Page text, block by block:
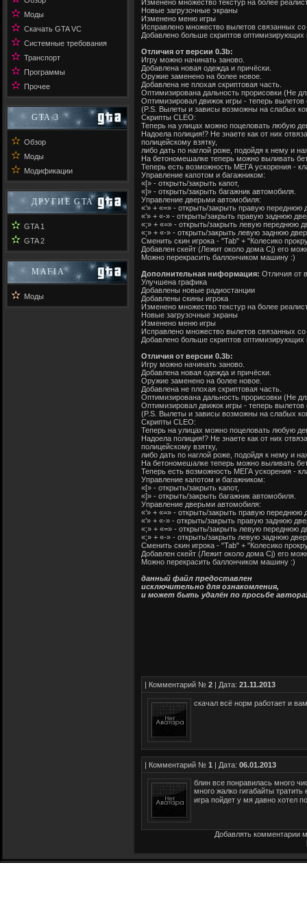
✫ Моды
✫ Скачать GTA VC
✫ Системные требования
✫ Транспорт
✫ Программы
✫ Прочее
GTA 3
✫ Обзор
✫ Моды
✫ Модификации
ДРУГИЕ GTA
✫ GTA 1
✫ GTA 2
MAFIA
✫ Моды
Изменено множество текстур на более
Новые загрузочные экраны
Изменено меню игры
Исправлено множество вылетов связанных
Добавлено больше скриптов оптимизирующих
Отличия от версии 0.3b:
Игру можно начинать заново.
Добавлена новая одежда и причёски.
Оружие заменено на более новое.
Добавлена не плохая скриптовая часть.
Оптимизирована дальность прорисовки (Не
Оптимизировал движок игры - теперь
(P.S. Вылеты и зависы возможны на слабых
Скрипты CLEO:
Теперь на улицах можно поцеловать любую
Надоела полиция!? Не знаете как от них
полицейскому взятку,
либо дать по наглой роже, подойдя к нему и
На бетономешалке теперь можно выливать
Теперь есть возможность МЕГА ускорения -
Управление капотом и багажником:
«[» - открыть/закрыть капот,
«]» - открыть/закрыть багажник автомобиля.
Управление дверьми автомобиля:
«’» + «=» - открыть/закрыть правую переднюю
«’» + «-» - открыть/закрыть правую заднюю
«;» + «=» - открыть/закрыть левую переднюю
«;» + «-» - открыть/закрыть левую заднюю
Сменить скин игрока - "Tab" + "Колесико
Добавлен скейт (Лежит около дома Cj) его
Можно перекрасить баллончиком машину :)
Дополнительная ниформация: Отличия от
Улучшена графика
Добавлены новые радиостанции
Добавлены скины игрока
Изменено множество текстур на более
Новые загрузочные экраны
Изменено меню игры
Исправлено множество вылетов связанных
Добавлено больше скриптов оптимизирующих
Отличия от версии 0.3b:
Игру можно начинать заново.
Добавлена новая одежда и причёски.
Оружие заменено на более новое.
Добавлена не плохая скриптовая часть.
Оптимизирована дальность прорисовки (Не
Оптимизировал движок игры - теперь
(P.S. Вылеты и зависы возможны на слабых
Скрипты CLEO:
Теперь на улицах можно поцеловать любую
Надоела полиция!? Не знаете как от них
полицейскому взятку,
либо дать по наглой роже, подойдя к нему и
На бетономешалке теперь можно выливать
Теперь есть возможность МЕГА ускорения -
Управление капотом и багажником:
«[» - открыть/закрыть капот,
«]» - открыть/закрыть багажник автомобиля.
Управление дверьми автомобиля:
«’» + «=» - открыть/закрыть правую переднюю
«’» + «-» - открыть/закрыть правую заднюю
«;» + «=» - открыть/закрыть левую переднюю
«;» + «-» - открыть/закрыть левую заднюю
Сменить скин игрока - "Tab" + "Колесико
Добавлен скейт (Лежит около дома Cj) его
Можно перекрасить баллончиком машину :)
данный файл предоставлен
исключительно для ознакомления,
и может быть удалён по просьбе
| Комментарий № 2 | Дата: 21.11.2013
скачал всё норм работает и
| Комментарий № 1 | Дата: 06.01.2013
блин все понравилась много
много жалко гигабайты
игра пойдет у мя давно хотел
Добавлять комментарии